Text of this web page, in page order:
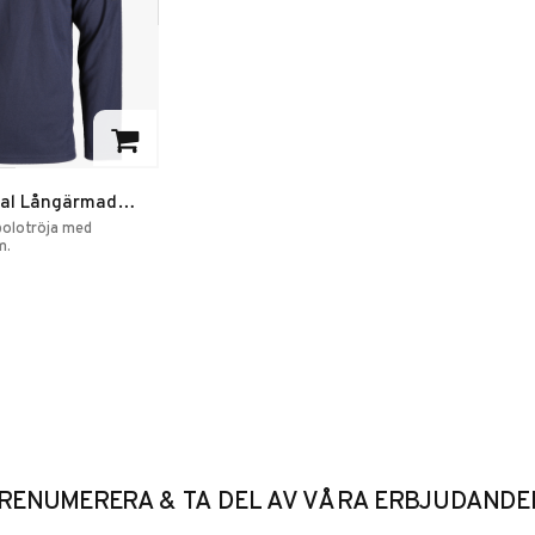
Långärmad
med
& TA DEL AV VÅRA